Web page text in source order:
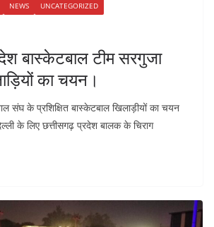
NEWS UNCATEGORIZED
बास्केटबाल टीम सरगुजा
का चयन।
संघ के प्रशिक्षित बास्केटबाल खिलाड़ीयों का चयन
के लिए छत्तीसगढ़ प्रदेश बालक के चिराग